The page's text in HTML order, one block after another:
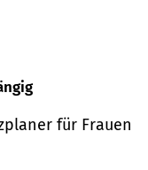
für Frauen